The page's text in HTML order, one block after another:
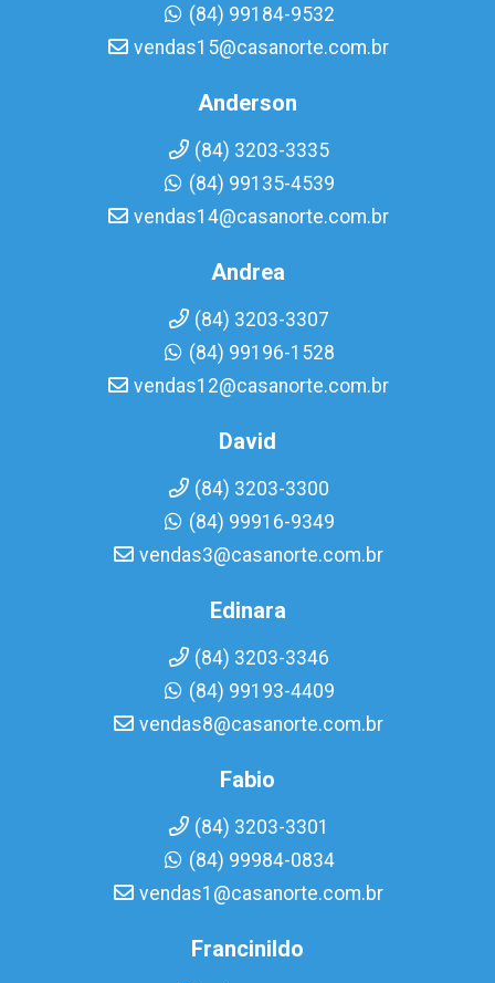
(84) 99184-9532
vendas15@casanorte.com.br
Anderson
(84) 3203-3335
(84) 99135-4539
vendas14@casanorte.com.br
Andrea
(84) 3203-3307
(84) 99196-1528
vendas12@casanorte.com.br
David
(84) 3203-3300
(84) 99916-9349
vendas3@casanorte.com.br
Edinara
(84) 3203-3346
(84) 99193-4409
vendas8@casanorte.com.br
Fabio
(84) 3203-3301
(84) 99984-0834
vendas1@casanorte.com.br
Francinildo